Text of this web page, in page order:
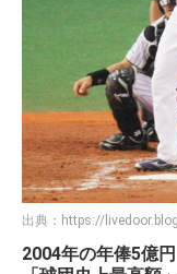
出典： https://
2004年の年俸5億